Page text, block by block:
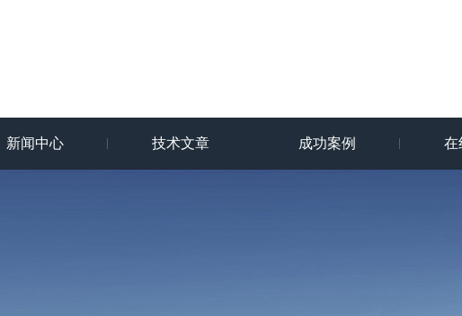
新闻中心 技术文章 成功案例 在